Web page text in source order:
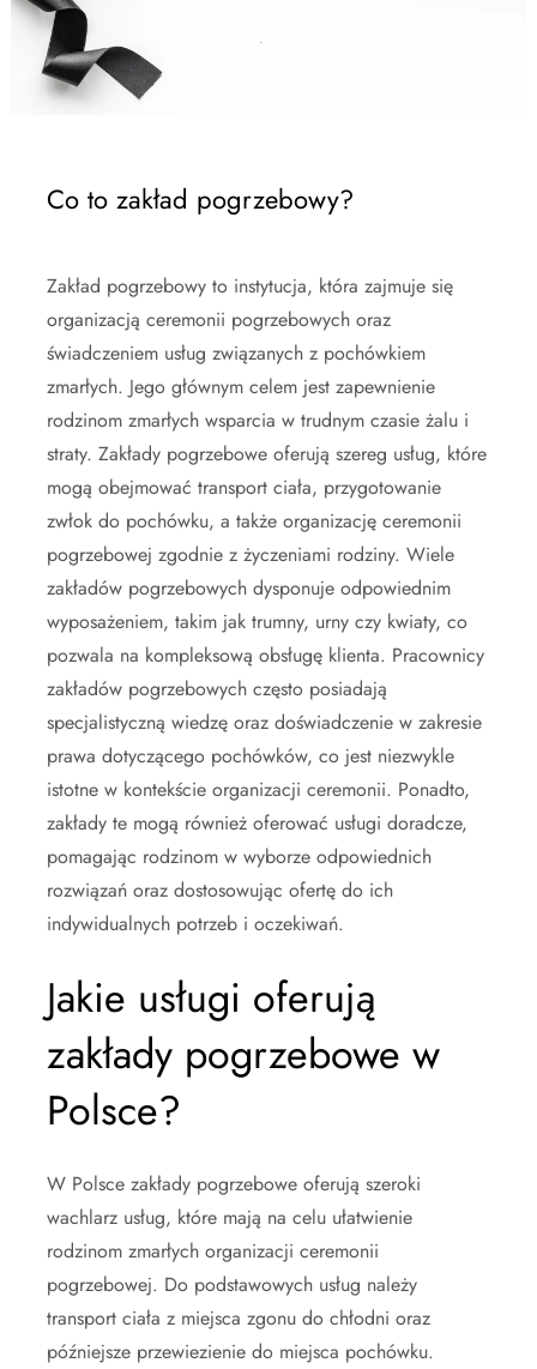
Co to zakład pogrzebowy?
Zakład pogrzebowy to instytucja, która zajmuje się
organizacją ceremonii pogrzebowych oraz
świadczeniem usług związanych z pochówkiem
zmarłych. Jego głównym celem jest zapewnienie
rodzinom zmarłych wsparcia w trudnym czasie żalu i
straty. Zakłady pogrzebowe oferują szereg usług, które
mogą obejmować transport ciała, przygotowanie
zwłok do pochówku, a także organizację ceremonii
pogrzebowej zgodnie z życzeniami rodziny. Wiele
zakładów pogrzebowych dysponuje odpowiednim
wyposażeniem, takim jak trumny, urny czy kwiaty, co
pozwala na kompleksową obsługę klienta. Pracownicy
zakładów pogrzebowych często posiadają
specjalistyczną wiedzę oraz doświadczenie w zakresie
prawa dotyczącego pochówków, co jest niezwykle
istotne w kontekście organizacji ceremonii. Ponadto,
zakłady te mogą również oferować usługi doradcze,
pomagając rodzinom w wyborze odpowiednich
rozwiązań oraz dostosowując ofertę do ich
indywidualnych potrzeb i oczekiwań.
Jakie usługi oferują
zakłady pogrzebowe w
Polsce?
W Polsce zakłady pogrzebowe oferują szeroki
wachlarz usług, które mają na celu ułatwienie
rodzinom zmarłych organizacji ceremonii
pogrzebowej. Do podstawowych usług należy
transport ciała z miejsca zgonu do chłodni oraz
późniejsze przewiezienie do miejsca pochówku.